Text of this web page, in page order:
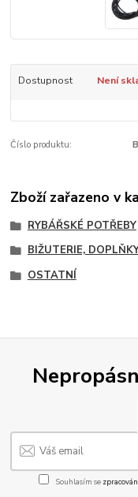
Dostupnost Není
Číslo produktu:
Zboží zařazeno v
RYBÁŘSKÉ POTŘEBY
BIŽUTERIE,
OSTATNÍ
Souhlasím se